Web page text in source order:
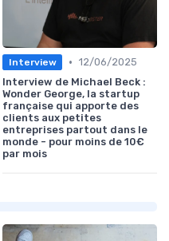
Interview • 12/06/2025
Interview de Michael Beck :
Wonder George, la startup
française qui apporte des
clients aux petites
entreprises partout dans le
monde - pour moins de 10€
par mois